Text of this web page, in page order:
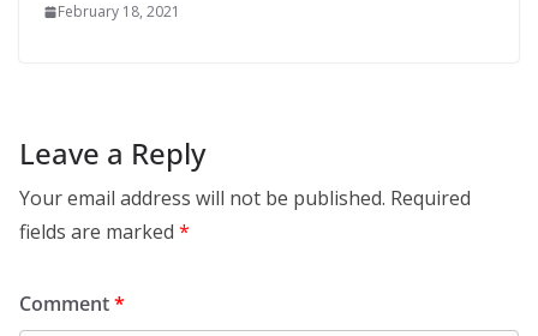
February 18, 2021
Leave a Reply
Your email address will not be published. Required
fields are marked *
Comment*